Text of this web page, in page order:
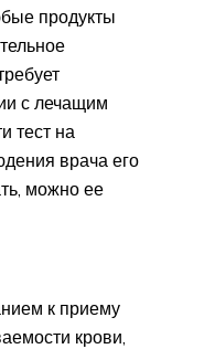
продукты
с лечащим
тест на
врача его
можно ее
к приему
крови,